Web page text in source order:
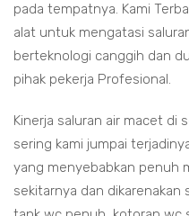
pada tempatnya. Kami
alat untuk mengatasi
berteknologi canggih dan
pihak pekerja Profesional.
Kinerja saluran air macet di
sering kami jumpai
yang menyebabkan penuh
sekitarnya dan